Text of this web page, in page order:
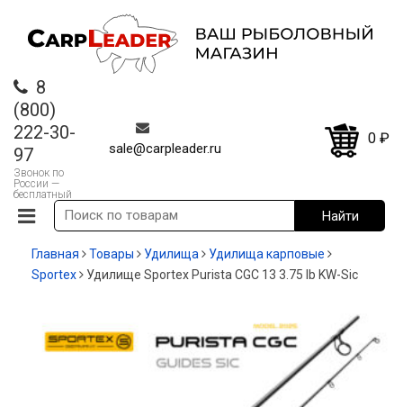
8
(800)
222-30-
97
Звонок по
России —
бесплатный
sale@carpleader.ru
0 ₽
Главная Товары Удилища
Удилища карповые
Sportex
Удилище Sportex Purista CGC 13 3.75 lb KW-Sic